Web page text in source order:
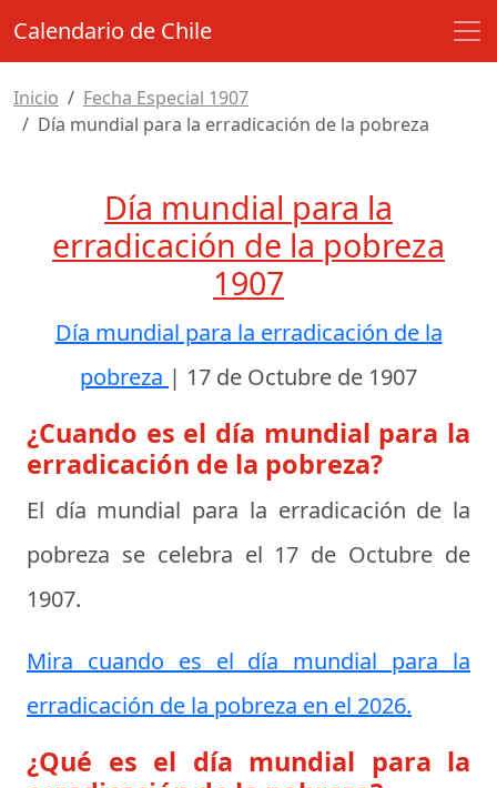
Calendario de Chile
Inicio
Fecha Especial 1907
Día mundial para la erradicación de la pobreza
Día mundial para la
erradicación de la pobreza
1907
Día mundial para la erradicación de la
pobreza | 17 de Octubre de 1907
¿Cuando es el día mundial para la
erradicación de la pobreza?
El día mundial para la erradicación de la
pobreza se celebra el 17 de Octubre de
1907.
Mira cuando es el día mundial para la
erradicación de la pobreza en el 2026.
¿Qué es el día mundial para la